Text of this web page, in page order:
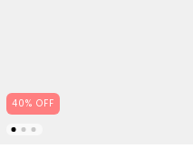
40% OFF